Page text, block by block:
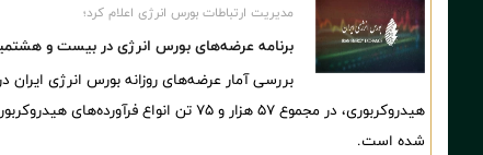
مدیریت ارتباطات بورس انرژی اعلام کرد؛
برنامه عرضه‌های بورس انرژی در بیست و هشتمین
هیدروکربوری، در مجموع ۵۷ هزار و ۷۵ تن
شده است.